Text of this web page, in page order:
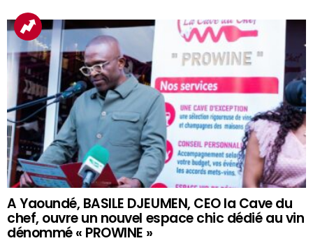
A Yaoundé, BASILE DJEUMEN, CEO la Cave du
chef, ouvre un nouvel espace chic dédié au vin
dénommé « PROWINE »